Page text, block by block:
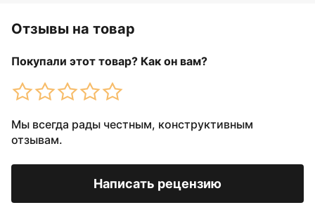
Отзывы на товар
Покупали этот товар? Как он вам?
Мы всегда рады честным, конструктивным
отзывам.
Написать рецензию